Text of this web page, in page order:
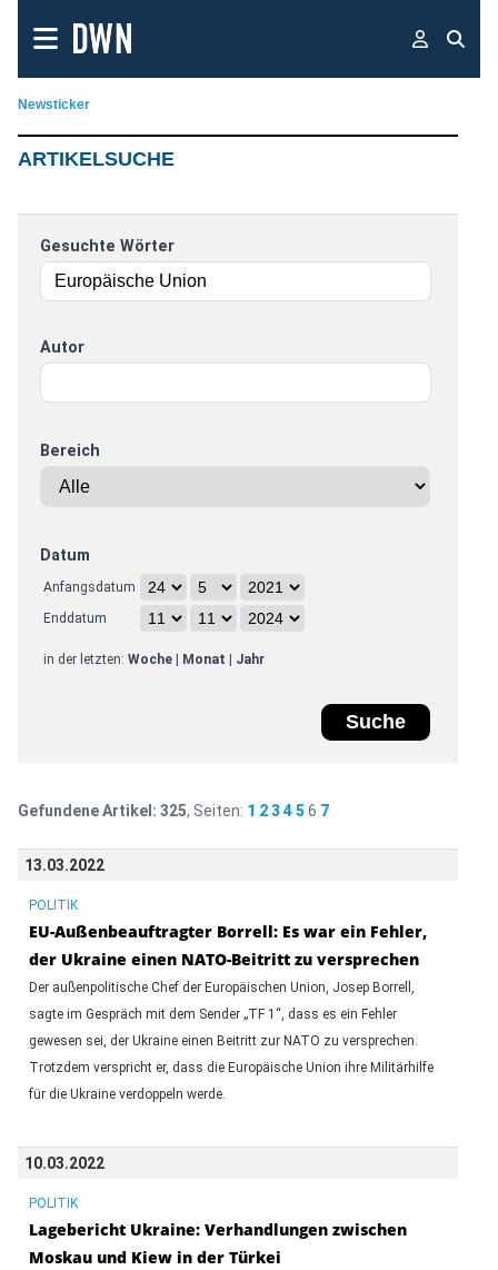
Newsticker
ARTIKELSUCHE
Gesuchte Wörter
Autor
Bereich
Datum
Anfangsdatum
Enddatum
in der letzten: Woche| Monat Jahr
Gefundene Artikel: 325, Seiten: 1 2 3 4 5 6 7
13.03.2022
POLITIK
EU-Außenbeauftragter Borrell: Es war ein Fehler,
der Ukraine einen NATO-Beitritt zu versprechen
Der außenpolitische Chef der Europäischen Union, Josep Borrell,
sagte im Gespräch mit dem Sender „TF 1“, dass es ein Fehler
gewesen sei, der Ukraine einen Beitritt zur NATO zu versprechen.
Trotzdem verspricht er, dass die Europäische Union ihre Militärhilfe
für die Ukraine verdoppeln werde.
10.03.2022
POLITIK
Lagebericht Ukraine: Verhandlungen zwischen
Moskau und Kiew in der Türkei